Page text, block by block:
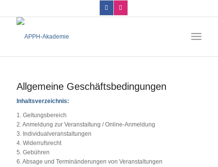
Allgemeine Geschäftsbedingungen
Inhaltsverzeichnis:
1. Geltungsbereich
2. Anmeldung zur Veranstaltung / Online-Anmeldung
3. Individualveranstaltungen
4. Widerrufsrecht
5. Gebühren
6. Absage und Terminänderungen von Veranstaltungen